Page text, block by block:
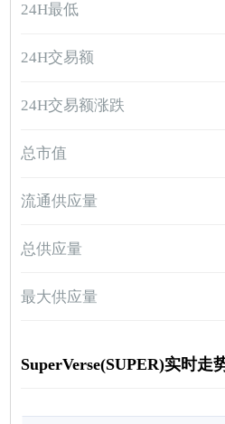
24H最低
24H交易额
24H交易额涨跌
总市值
流通供应量
总供应量
最大供应量
SuperVerse(SUPER)实时走